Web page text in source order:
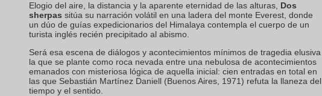
Elogio del aire, la distancia y la aparente eternidad de las alturas, Dos
sherpas sitúa su narración volátil en una ladera del monte Everest, donde
un dúo de guías expedicionarios del Himalaya contempla el cuerpo de un
turista inglés recién precipitado al abismo.
Será esa escena de diálogos y acontecimientos mínimos de tragedia elusiva
la que se plante como roca nevada entre una nebulosa de acontecimientos
emanados con misteriosa lógica de aquella inicial: cien entradas en total en
las que Sebastián Martínez Daniell (Buenos Aires, 1971) refuta la llaneza del
tiempo y el sentido.